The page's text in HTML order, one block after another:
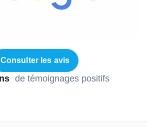
Consulter les avis
de témoignages positifs